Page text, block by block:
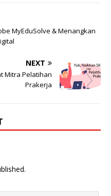
MyEduSolve & Menangkan
NEXT
Mitra Pelatihan
Prakerja